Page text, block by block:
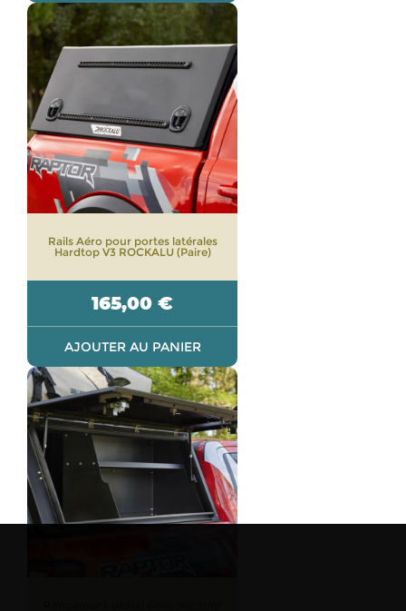
Rails Aéro pour portes latérales
Hardtop V3 ROCKALU (Paire)
165,00 €
AJOUTER AU PANIER